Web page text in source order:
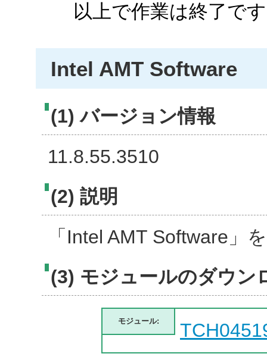
以上で作業は終了で
Intel AMT Software
(1) バージョン情報
11.8.55.3510
(2) 説明
「Intel AMT Software」
(3) モジュールのダウン
モジュール: